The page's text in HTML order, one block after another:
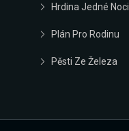
Hrdina Jedné Noci
Plán Pro Rodinu
Pěsti Ze Železa